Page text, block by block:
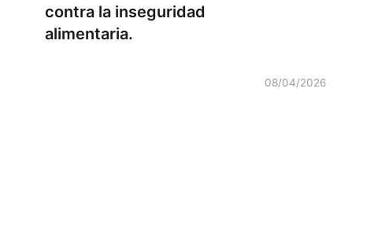
contra la inseguridad
alimentaria.
08/04/2026